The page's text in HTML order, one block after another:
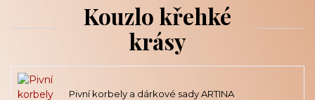
Kouzlo křehké
krásy
Pivní korbely a dárkové sady ARTINA